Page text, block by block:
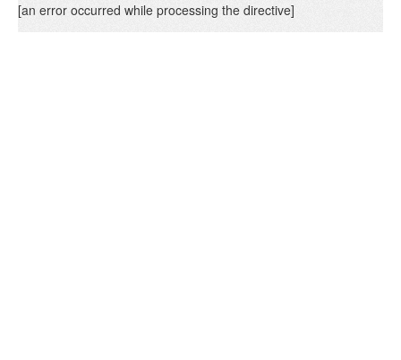
[an error occurred while processing the directive]